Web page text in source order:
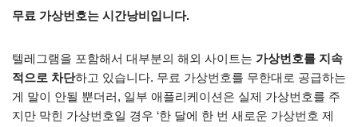
무료 가상번호는 시간낭비입니다.
텔레그램을 포함해서 대부분의 해외 사이트는 가상번호를 지속
적으로 차단하고 있습니다. 무료 가상번호를 무한대로 공급하는
게 말이 안될 뿐더러, 일부 애플리케이션은 실제 가상번호를 주
지만 막힌 가상번호일 경우 ‘한 달에 한 번 새로운 가상번호 제